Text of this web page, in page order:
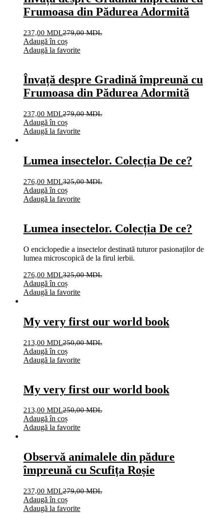
Frumoasa din Pădurea Adormită
237,00 MDL279,00MDL
Adaugă în coș
Adaugă la favorite
Învață despre Gradină împreună cu
Frumoasa din Pădurea Adormită
237,00 MDL279,00MDL
Adaugă în coș
Adaugă la favorite
Lumea insectelor. Colecția De ce?
276,00 MDL325,00MDL
Adaugă în coș
Adaugă la favorite
Lumea insectelor. Colecția De ce?
O enciclopedie a insectelor destinată tuturor pasionaților de
lumea microscopică de la firul ierbii.
276,00 MDL325,00MDL
Adaugă în coș
Adaugă la favorite
My very first our world book
213,00 MDL250,00MDL
Adaugă în coș
Adaugă la favorite
My very first our world book
213,00 MDL250,00MDL
Adaugă în coș
Adaugă la favorite
Observă animalele din pădure
împreună cu Scufița Roșie
237,00 MDL279,00MDL
Adaugă în coș
Adaugă la favorite